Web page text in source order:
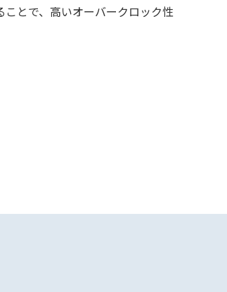
とで、高いオーバークロック性